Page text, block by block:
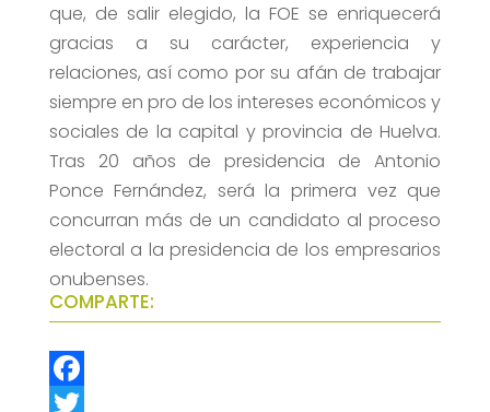
que, de salir elegido, la FOE se enriquecerá
gracias a su carácter, experiencia y
relaciones, así como por su afán de trabajar
siempre en pro de los intereses económicos y
sociales de la capital y provincia de Huelva.
Tras 20 años de presidencia de Antonio
Ponce Fernández, será la primera vez que
concurran más de un candidato al proceso
electoral a la presidencia de los empresarios
onubenses.
COMPARTE:
F